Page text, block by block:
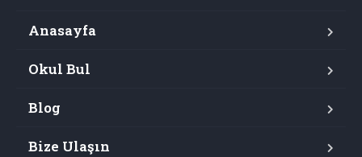
Anasayfa
Okul Bul
Blog
Bize Ulaşın